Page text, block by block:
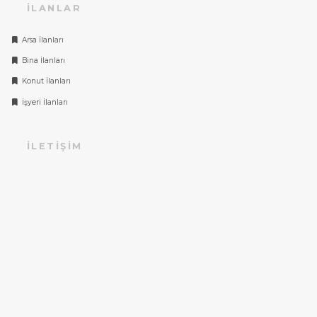
İLANLAR
Arsa İlanları
Bina İlanları
Konut İlanları
İşyeri İlanları
İLETIŞIM